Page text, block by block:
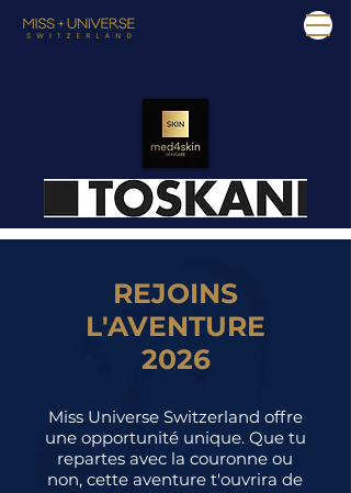
REJOINS
L'AVENTURE
2026
Miss Universe Switzerland offre
une opportunité unique. Que tu
repartes avec la couronne ou
non, cette aventure t'ouvrira de